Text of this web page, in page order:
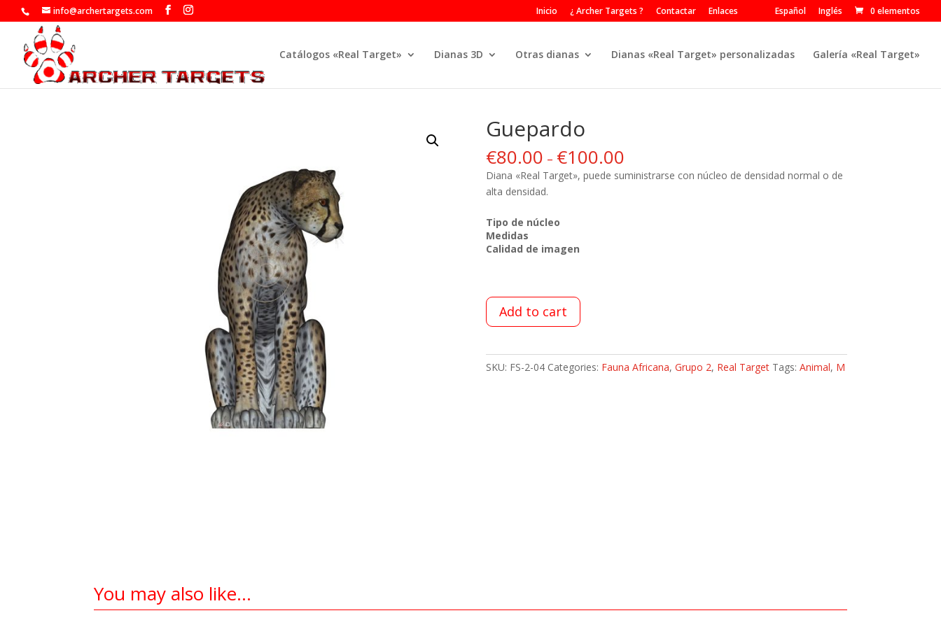
info@archertargets.com Inicio ¿ Archer Targets ? Contactar Enlaces Español Inglés 0 elementos
Catálogos «Real Target» Dianas 3D Otras dianas Dianas «Real Target» personalizadas Galería «Real Target»
Guepardo
€80.00 – €100.00
Diana «Real Target», puede suministrarse con núcleo de densidad normal o de
alta densidad.
Tipo de núcleo
Medidas
Calidad de imagen
Add to cart
SKU: FS-2-04 Categories: Fauna Africana, Grupo 2, Real Target Tags: Animal, M
You may also like…